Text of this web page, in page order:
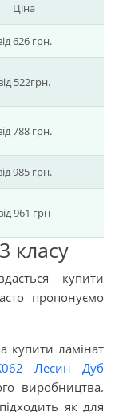
Ціна
626 грн.
522грн.
788 грн.
985 грн.
961 грн
класу
купити
пропонуємо
купити ламінат
Лесин Дуб
виробництва.
як для